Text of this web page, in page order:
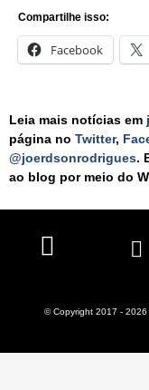
Compartilhe isso:
Facebook
Leia mais notícias em
página no Twitter,
@joerdsonrodrigues.
ao blog por meio do
© Copyright 2017 - 2026